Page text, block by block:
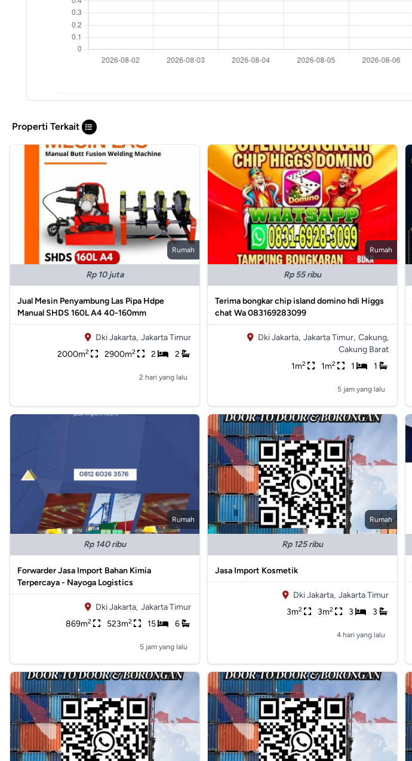
Properti Terkait
Rumah
Rp 10 juta
Jual Mesin Penyambung Las Pipa Hdpe
Manual SHDS 160L A4 40-160mm
Dki Jakarta, Jakarta Timur
2000m2 2900m2 2 2
2 hari yang lalu
Rumah
Rp 55 ribu
Terima bongkar chip island domino hdi Higgs
chat Wa 083169283099
Dki Jakarta, Jakarta Timur, Cakung,
Cakung Barat
1m2 1m2 1 1
5 jam yang lalu
Rumah
Rp 140 ribu
Forwarder Jasa Import Bahan Kimia
Terpercaya - Nayoga Logistics
Dki Jakarta, Jakarta Timur
869m2 523m2 15 6
5 jam yang lalu
Rumah
Rp 125 ribu
Jasa Import Kosmetik
Dki Jakarta, Jakarta Timur
3m2 3m2 3 3
4 hari yang lalu